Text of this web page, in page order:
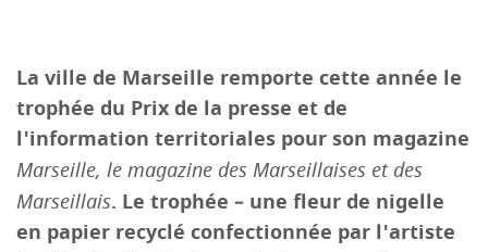
La ville de Marseille remporte cette année le
trophée du Prix de la presse et de
l'information territoriales pour son magazine
Marseille, le magazine des Marseillaises et des
Marseillais. Le trophée – une fleur de nigelle
en papier recyclé confectionnée par l'artiste